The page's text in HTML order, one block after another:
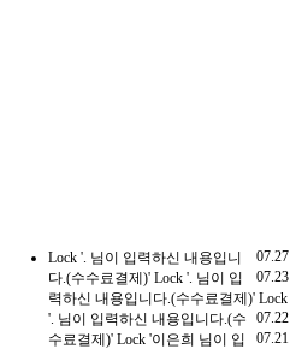
07.27
Lock '. 님이 입력하신 내용입니
다.(수수료결제)'
07.23
Lock '. 님이 입
력하신 내용입니다.(수수료결제)'
07.22
Lock
'. 님이 입력하신 내용입니다.(수
수료결제)'
07.21
Lock '이은희 님이 입